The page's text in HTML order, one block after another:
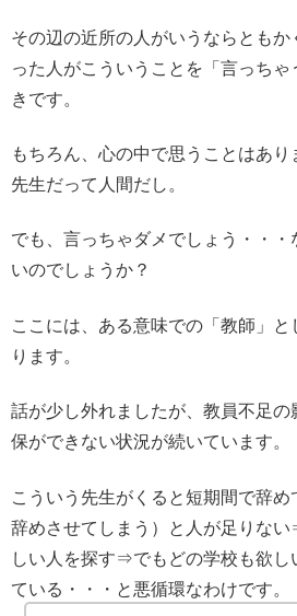
その辺の近所の人がいうならとも
った人がこういうことを「言っち
きです。
もちろん、心の中で思うことはあり
先生だって人間だし。
でも、言っちゃダメでしょう・・
いのでしょうか？
ここには、ある意味での「教師」
ります。
話が少し外れましたが、教員不足の
保ができない状況が続いています。
こういう先生がくると短期間で辞
辞めさせてしまう）と人が足りな
しい人を探す⇒でもどの学校も欲し
ている・・・と悪循環なわけです。